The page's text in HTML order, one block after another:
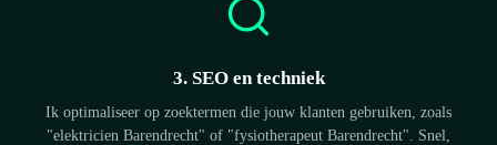
3. SEO en techniek
Ik optimaliseer op zoektermen die jouw klanten gebruiken, zoals
"elektricien Barendrecht" of "fysiotherapeut Barendrecht". Snel,